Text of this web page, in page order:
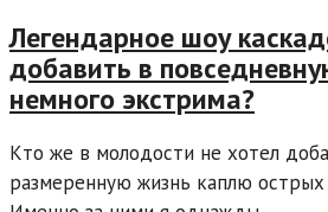
Легендарное шоу
добавить в
немного экстрима?
Кто же в молодости не хотел
размеренную жизнь каплю